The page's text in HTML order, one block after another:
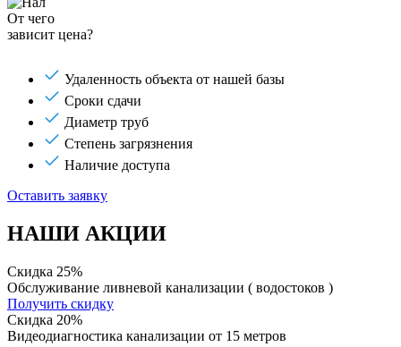
От чего
зависит цена?
Удаленность объекта от нашей базы
Сроки сдачи
Диаметр труб
Степень загрязнения
Наличие доступа
Оставить заявку
НАШИ АКЦИИ
Скидка 25%
Обслуживание ливневой канализации ( водостоков )
Получить скидку
Скидка 20%
Видеодиагностика канализации от 15 метров